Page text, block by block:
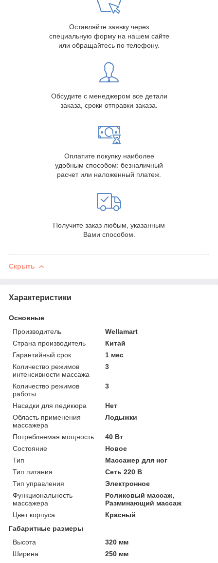
Оставляйте заявку через
специальную форму на нашем сайте
или обращайтесь по телефону.
Обсудите с менеджером все детали
заказа, сроки отправки заказа.
Оплатите покупку наиболее
удобным способом: безналичный
расчет или наложенный платеж.
Получите заказ любым, указанным
Вами способом.
Скрыть
Характеристики
Основные
Производитель
Wellamart
Страна производитель
Китай
Гарантийный срок
1 мес
Количество режимов
интенсивности массажа
3
Количество режимов
работы
3
Насадки для педикюра
Нет
Область применения
массажера
Лодыжки
Потребляемая мощность
40 Вт
Состояние
Новое
Тип
Массажер для ног
Тип питания
Сеть 220 В
Тип управления
Электронное
Функциональность
массажера
Роликовый массаж,
Разминающий массаж
Цвет корпуса
Красный
Габаритные размеры
Высота
320 мм
Ширина
250 мм